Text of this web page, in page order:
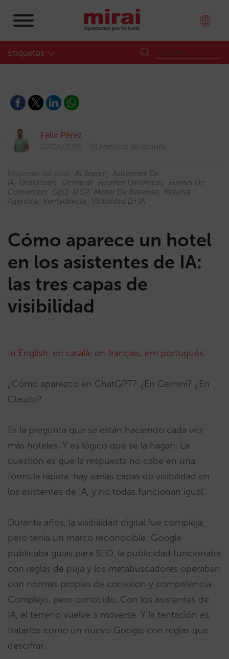
Etiquetas
Félix Pérez
02/06/2026 10 minutos de lectura
Etiquetas del post: AI Search
Asistentes De
IA
Destacado Destacat Fuentes Dinámicas
Funnel De
Conversion
GEO MCP Motor De Reservas
Reserva
Agentica
Ventadirecta Visibilidad En IA
Cómo aparece un hotel
en los asistentes de IA:
las tres capas de
visibilidad
In English, en català, en français, em português.
¿Cómo aparezco en ChatGPT? ¿En Gemini? ¿En
Claude?
Es la pregunta que se están haciendo cada vez
más hoteles. Y es lógico que se la hagan. La
cuestión es que la respuesta no cabe en una
fórmula rápida: hay varias capas de visibilidad en
los asistentes de IA, y no todas funcionan igual.
Durante años, la visibilidad digital fue compleja,
pero tenía un marco reconocible: Google
publicaba guías para SEO, la publicidad funcionaba
con reglas de puja y los metabuscadores operaban
con normas propias de conexión y competencia.
Complejo, pero conocido. Con los asistentes de
IA, el terreno vuelve a moverse. Y la tentación es
tratarlos como un nuevo Google con reglas que
descifrar.